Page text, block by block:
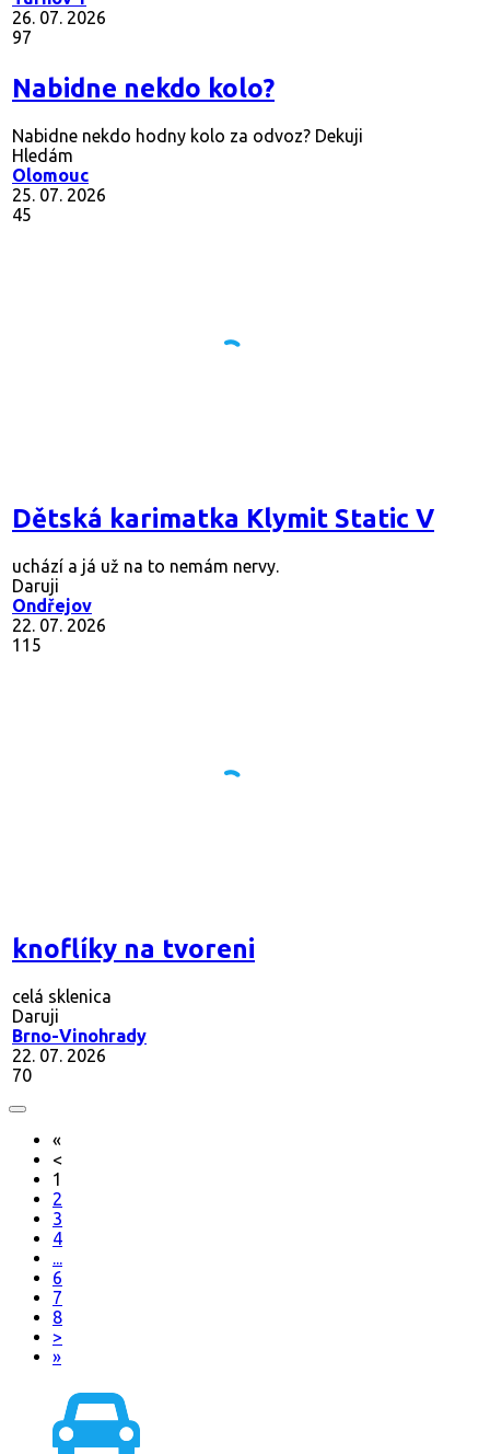
26. 07. 2026
97
Nabidne nekdo kolo?
Nabidne nekdo hodny kolo za odvoz? Dekuji
Hledám
Olomouc
25. 07. 2026
45
Dětská karimatka Klymit Static V
uchází a já už na to nemám nervy.
Daruji
Ondřejov
22. 07. 2026
115
knoflíky na tvoreni
celá sklenica
Daruji
Brno-Vinohrady
22. 07. 2026
70
«
<
1
2
3
4
...
6
7
8
>
»